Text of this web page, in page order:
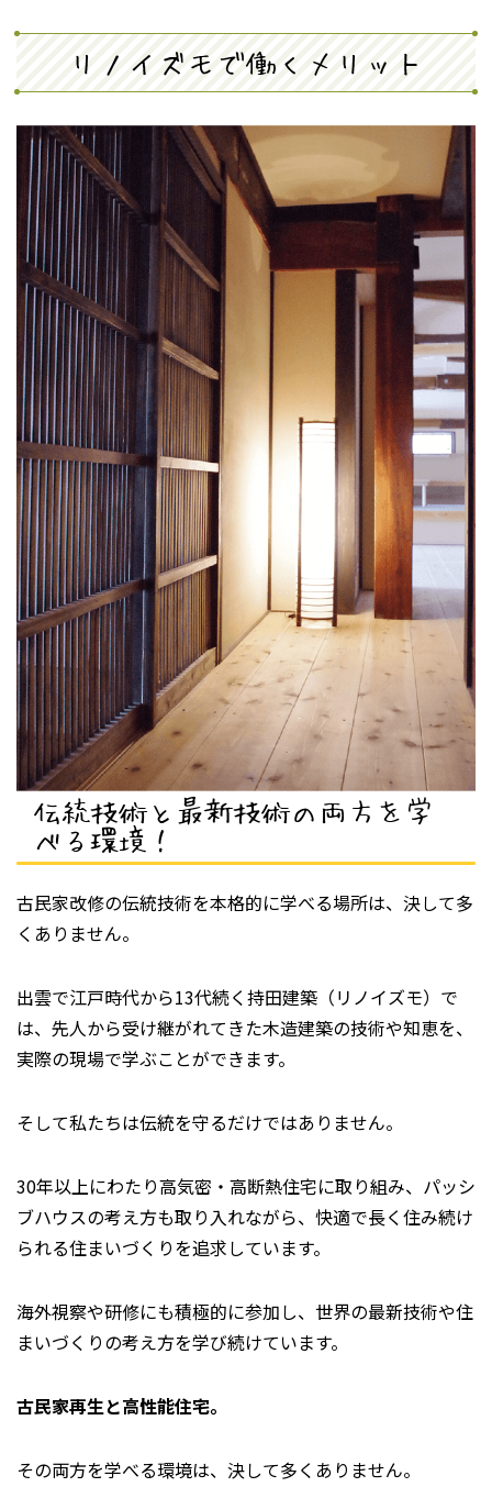
リノイズモで働くメリット
伝統技術と最新技術の両方を学
べる環境！
古民家改修の伝統技術を本格的に学べる場所は、決して多
くありません。
出雲で江戸時代から13代続く持田建築（リノイズモ）で
は、先人から受け継がれてきた木造建築の技術や知恵を、
実際の現場で学ぶことができます。
そして私たちは伝統を守るだけではありません。
30年以上にわたり高気密・高断熱住宅に取り組み、パッシ
ブハウスの考え方も取り入れながら、快適で長く住み続け
られる住まいづくりを追求しています。
海外視察や研修にも積極的に参加し、世界の最新技術や住
まいづくりの考え方を学び続けています。
古民家再生と高性能住宅。
その両方を学べる環境は、決して多くありません。